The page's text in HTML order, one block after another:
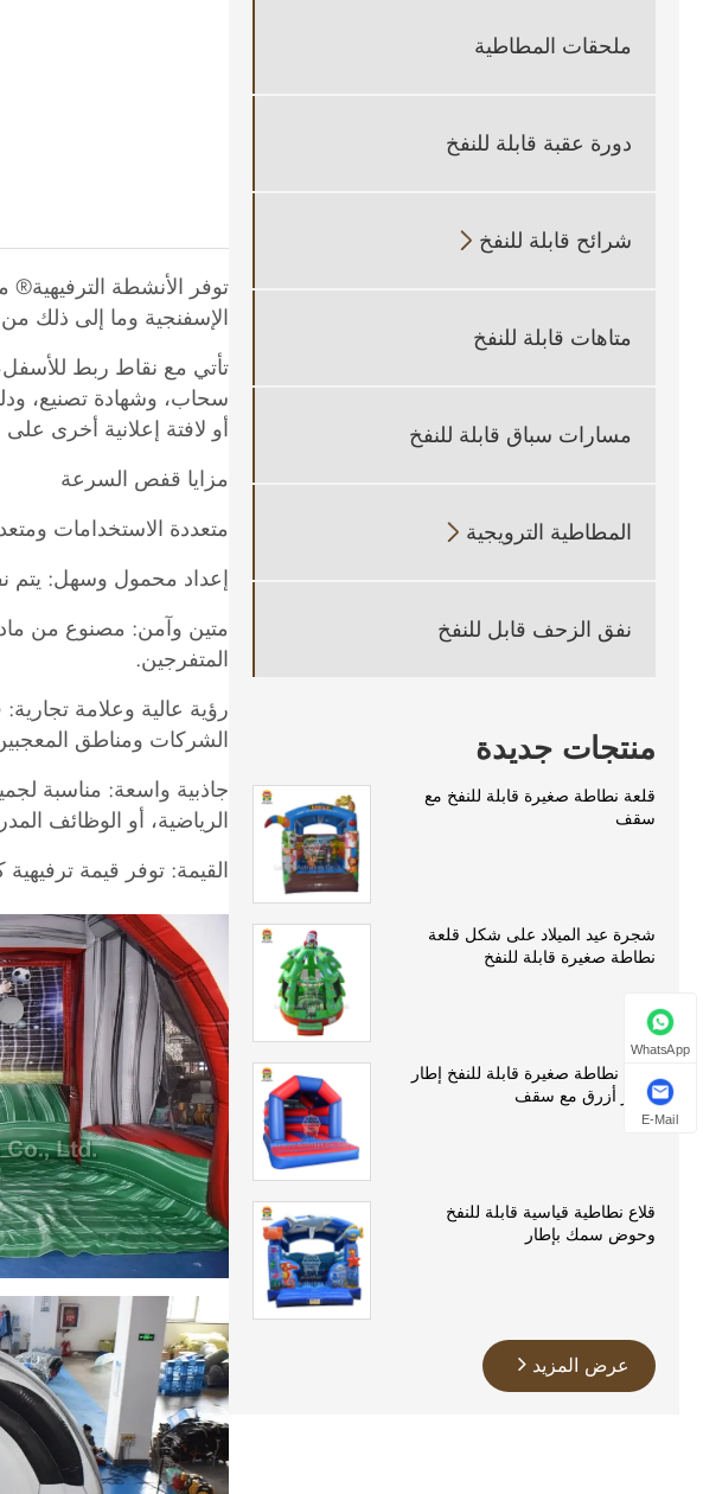
ملحقات المطاطية
دورة عقبة قابلة للنفخ
شرائح قابلة للنفخ 
متاهات قابلة للنفخ
مسارات سباق قابلة للنفخ
المطاطية الترويجية 
نفق الزحف قابل للنفخ
منتجات جديدة
قلعة نطاطة صغيرة قابلة للنفخ مع
سقف
شجرة عيد الميلاد على شكل قلعة
نطاطة صغيرة قابلة للنفخ
قلعة نطاطة صغيرة قابلة للنفخ إطار
أحمر أزرق مع سقف
قلاع نطاطية قياسية قابلة للنفخ
وحوض سمك بإطار
عرض المزيد
توفر الأنشطة الترفيهية®
الإسفنجية وما إلى ذلك
سحاب، وشهادة تصنيع،
أو لافتة إعلانية أخرى
مزايا قفص السرعة
متعددة الاستخدامات
إعداد محمول وسهل: يتم
المتفرجين.
رؤية عالية وعلامة
الشركات ومناطق
جاذبية واسعة: مناسبة
الرياضية، أو الوظائف
القيمة: توفر قيمة
WhatsApp
E-Mail